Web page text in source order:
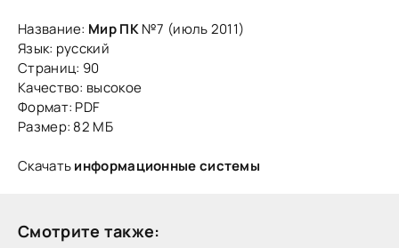
Название: Мир ПК№7 (июль 2011)
Язык: русский
Страниц: 90
Качество: высокое
Формат: PDF
Размер: 82 МБ
Скачатьинформационные системы
Смотрите также: